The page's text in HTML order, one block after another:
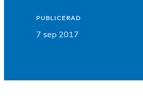
PUBLICERAD
7 sep 2017